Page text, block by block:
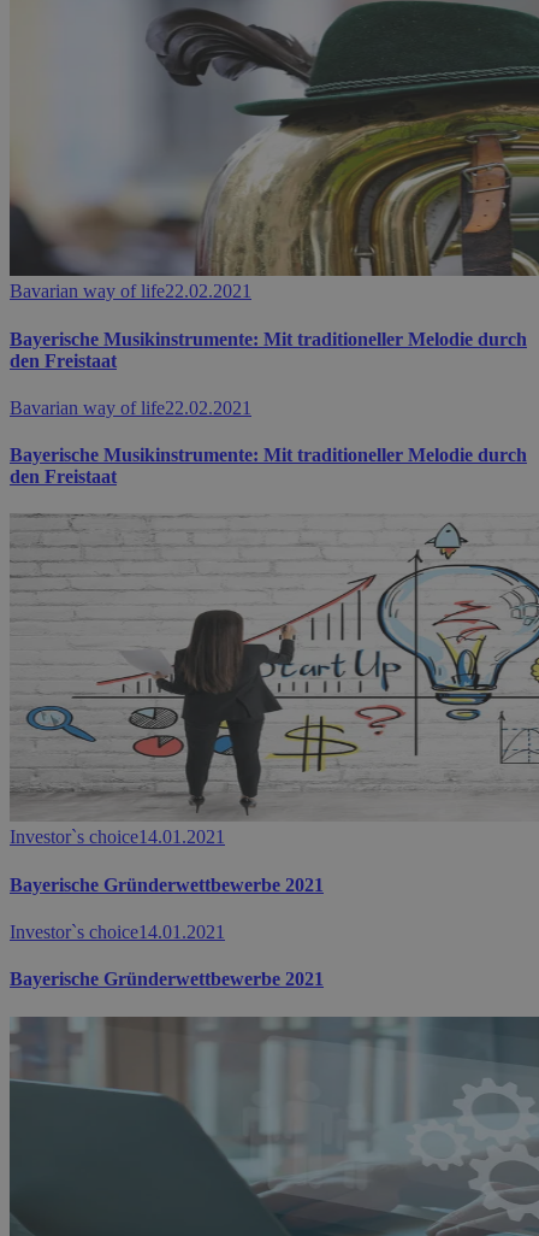
Bavarian way of life22.02.2021
Bayerische Musikinstrumente: Mit traditioneller Melodie durch
den Freistaat
Bavarian way of life22.02.2021
Bayerische Musikinstrumente: Mit traditioneller Melodie durch
den Freistaat
Investor`s choice14.01.2021
Bayerische Gründerwettbewerbe 2021
Investor`s choice14.01.2021
Bayerische Gründerwettbewerbe 2021